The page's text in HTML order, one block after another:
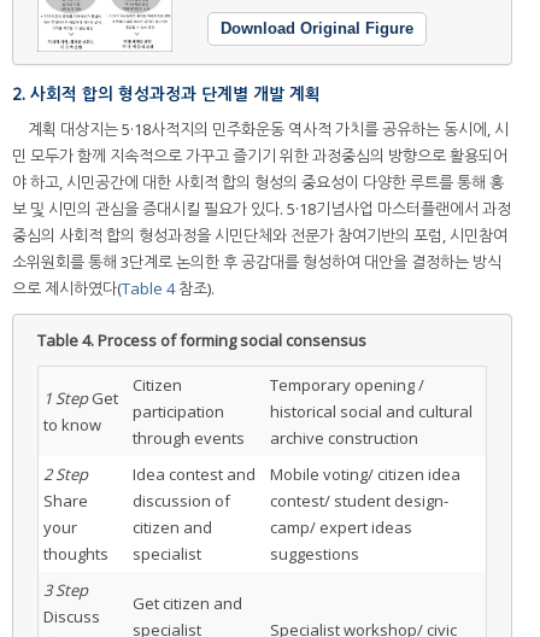
Download Original Figure
2. 사회적 합의 형성과정과 단계별 개발 계획
계획 대상지는 5·18사적지의 민주화운동 역사적 가치를 공유하는 동시에, 시
민 모두가 함께 지속적으로 가꾸고 즐기기 위한 과정중심의 방향으로 활용되어
야 하고, 시민공간에 대한 사회적 합의 형성의 중요성이 다양한 루트를 통해 홍
보 및 시민의 관심을 증대시킬 필요가 있다. 5·18기념사업 마스터플랜에서 과정
중심의 사회적 합의 형성과정을 시민단체와 전문가 참여기반의 포럼, 시민참여
소위원회를 통해 3단계로 논의한 후 공감대를 형성하여 대안을 결정하는 방식
으로 제시하였다(Table 4참조).
Table 4.Process of forming social consensus
1 StepGet
to know
Citizen
participation
through events
Temporary opening /
historical social and cultural
archive construction
2 Step
Share
your
thoughts
Idea contest and
discussion of
citizen and
specialist
Mobile voting/ citizen idea
contest/ student design-
camp/ expert ideas
suggestions
3 Step
Discuss
Get citizen and
specialist
Specialist workshop/ civic